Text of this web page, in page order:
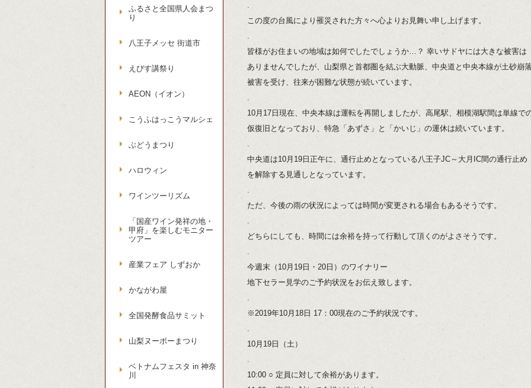
.
この度の台風により罹災された方々へ心よりお見舞い申し上げます。
.
皆様がお住まいの地域は如何でしたでしょうか…？ 幸いサドヤには大きな被害は
ありませんでしたが、山梨県と首都圏を結ぶ大動脈、中央道と中央本線が土砂崩
被害を受け、往来が困難な状態が続いています。
.
10月17日現在、中央本線は運転を再開しましたが、高尾駅、相模湖駅間は単線で
仮復旧となっており、特急「あずさ」と「かいじ」の運休は続いています。
.
中央道は10月19日正午に、通行止めとなっている八王子JC～大月IC間の通行止め
を解除する見通しとなっています。
.
ただ、今後の雨の状況によっては時間が変更される場合もあるそうです。
.
どちらにしても、時間には余裕を持って行動して頂くのがよさそうです。
.
今週末（10月19日・20日）のワイナリー
地下セラー見学のご予約状況をお伝え致します。
.
※2019年10月18日 17：00現在のご予約状況です。
.
10月19日（土）
.
10:00 ○ 定員に対して余裕があります。
ふるさと全国県人会まつ
り
八王子メッセ 街道市
えびす講祭り
AEON（イオン）
こうふはっこうマルシェ
ぶどうまつり
ハロウィン
ワインツーリズム
「国産ワイン発祥の地・
甲府」を楽しむモニター
ツアー
産業フェア しずおか
かながわ屋
全国発酵食品サミット
山梨ヌーボーまつり
ベトナムフェスタ in 神奈
川